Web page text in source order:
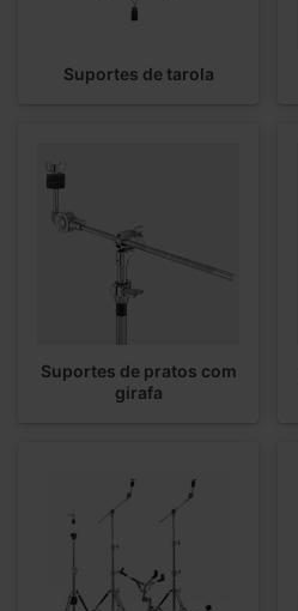
Suportes de tarola
Suportes de pratos com
girafa